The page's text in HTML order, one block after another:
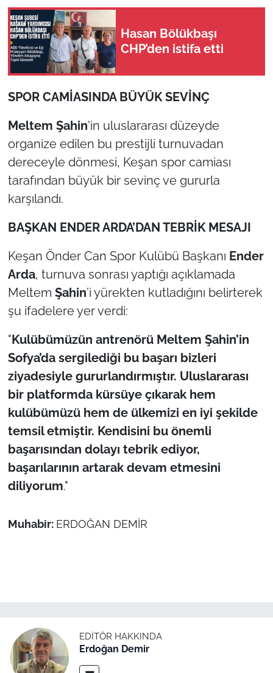
Hasan Bölükbaşı
CHP’den istifa etti
SPOR CAMİASINDA BÜYÜK SEVİNÇ
Meltem Şahin'in uluslararası düzeyde
organize edilen bu prestijli turnuvadan
dereceyle dönmesi, Keşan spor camiası
tarafından büyük bir sevinç ve gururla
karşılandı.
BAŞKAN ENDER ARDA’DAN TEBRİK MESAJI
Keşan Önder Can Spor Kulübü Başkanı Ender
Arda, turnuva sonrası yaptığı açıklamada
Meltem Şahin’i yürekten kutladığını belirterek
şu ifadelere yer verdi:
"Kulübümüzün antrenörü Meltem Şahin’in
Sofya’da sergilediği bu başarı bizleri
ziyadesiyle gururlandırmıştır. Uluslararası
bir platformda kürsüye çıkarak hem
kulübümüzü hem de ülkemizi en iyi şekilde
temsil etmiştir. Kendisini bu önemli
başarısından dolayı tebrik ediyor,
başarılarının artarak devam etmesini
diliyorum."
Muhabir: ERDOĞAN DEMİR
EDITÖR HAKKINDA
Erdoğan Demir
Politika
Flaş Haber
Dış Haberler
Magazin
İş Dünyası
Bilim Teknoloji
English News
Canlı Maç
Finans
Genel-A
Gündem-Eğitim